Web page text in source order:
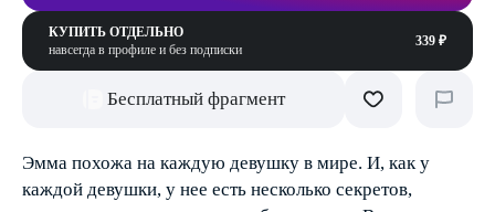
КУПИТЬ ОТДЕЛЬНО
навсегда в профиле и без подписки
339 ₽
Бесплатный фрагмент
Эмма похожа на каждую девушку в мире. И, как у
каждой девушки, у нее есть несколько секретов,